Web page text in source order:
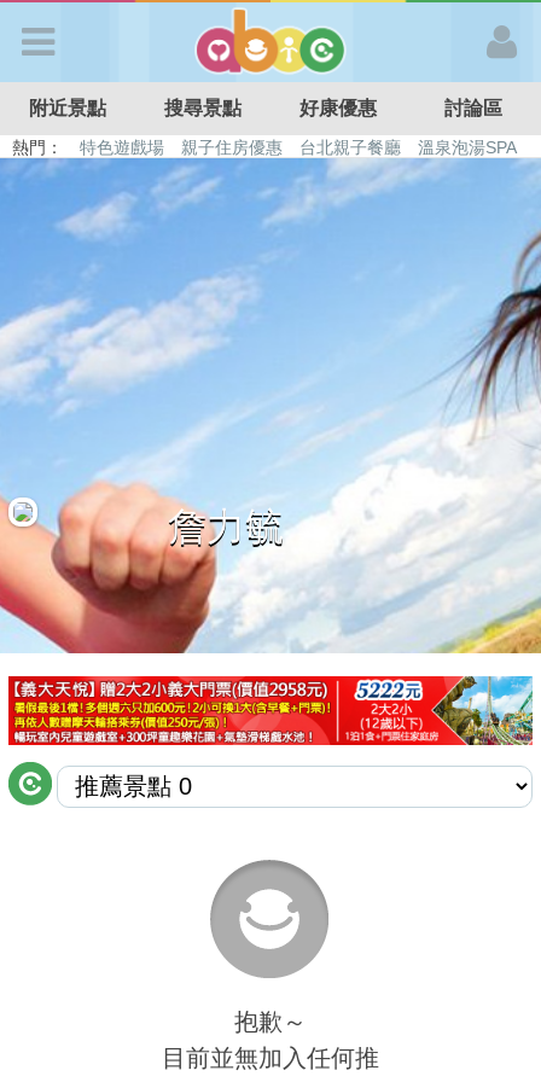
APP登入
首 頁
搜尋景點
好康優惠
最新留言
商家合作
推薦景點
討論區
聯絡我們
附近景點 搜尋景點 好康優惠 討論區
熱門： 特色遊戲場 親子住房優惠 台北親子餐廳
溫泉泡湯SPA
溜滑梯民宿
觀光工廠 日本親子景點
詹力毓
抱歉～
目前並無加入任何推